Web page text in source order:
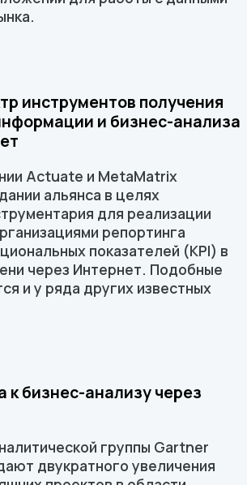
инструментов получения
и бизнес-анализа
Actuate и MetaMatrix
альянса в целях
для реализации
репортинга
показателей (KPI) в
через Интернет. Подобные
и у ряда других известных
к бизнес-анализу через
группы Gartner
двукратного увеличения